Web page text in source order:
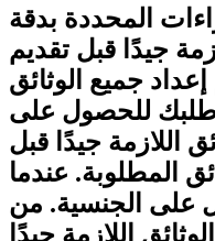
المحددة بدقة
جيدًا قبل تقديم
جميع الوثائق
طلبك للحصول على
اللازمة جيدًا قبل
المطلوبة. عندما
على الجنسية. من
اللازمة جيدًا